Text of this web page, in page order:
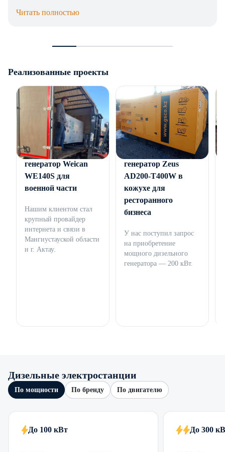
Читать полностью
Реализованные проекты
Дизельный
генератор Weican
WE140S для
военной части
Нашим клиентом стал
крупный провайдер
интернета и связи в
Мангиустауской области
и г. Актау.
Дизельный
генератор Zeus
AD200-T400W в
кожухе для
ресторанного
бизнеса
У нас поступил запрос
на приобретение
мощного дизельного
генератора — 200 кВт.
Дизельные электростанции
По мощности По бренду По двигателю
До 100 кВт До 300